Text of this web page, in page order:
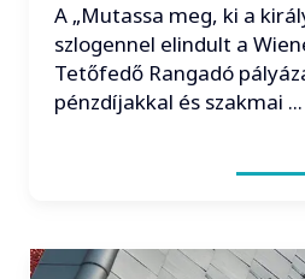
A „Mutassa meg, ki a
szlogennel elindult a
Tetőfedő Rangadó
pénzdíjakkal és szakmai ...